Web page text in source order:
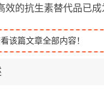
的抗生素替代品已
该篇文章全部内容！